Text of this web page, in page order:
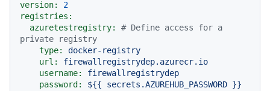
version:
2
registries:
azuretestregistry:
# Define access for a
private registry
type:
docker-registry
url:
firewallregistrydep.azurecr.io
username:
firewallregistrydep
password:
${{ secrets.AZUREHUB_PASSWORD }}